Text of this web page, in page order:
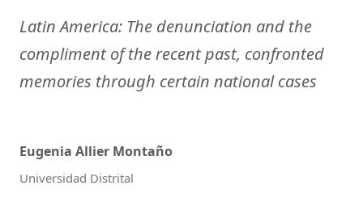
Latin America: The denunciation and the
compliment of the recent past, confronted
memories through certain national cases
Eugenia Allier Montaño
Universidad Distrital